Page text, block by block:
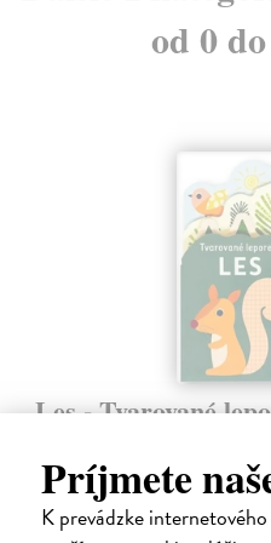
Príjmete
K prevádzke
od 0
Les - Tvarované
Táto knižka s veselými obrázkami
zaujme malé deti a zoznámi ich so
Do 5 dní